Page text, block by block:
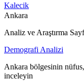
Kalecik
Ankara
Analiz ve Araştırma
Demografi Analizi
Ankara bölgesinin
inceleyin